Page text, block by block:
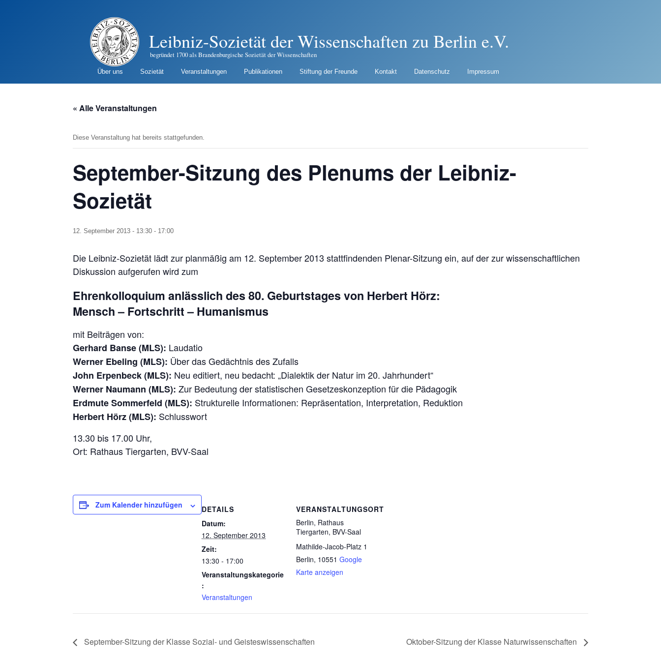
Leibniz-Sozietät der Wissenschaften zu Berlin e.V.
begründet 1700 als Brandenburgische Sozietät der Wissenschaften
Über uns Sozietät Veranstaltungen Publikationen Stiftung der Freunde Kontakt Datenschutz Impressum
« Alle Veranstaltungen
Diese Veranstaltung hat bereits stattgefunden.
September-Sitzung des Plenums der Leibniz-
Sozietät
12. September 2013 - 13:30 - 17:00
Die Leibniz-Sozietät lädt zur planmäßig am 12. September 2013 stattfindenden Plenar-Sitzung ein, auf der zur wissenschaftlichen
Diskussion aufgerufen wird zum
Ehrenkolloquium anlässlich des 80. Geburtstages von Herbert Hörz:
Mensch – Fortschritt – Humanismus
mit Beiträgen von:
Gerhard Banse (MLS): Laudatio
Werner Ebeling (MLS): Über das Gedächtnis des Zufalls
John Erpenbeck (MLS): Neu editiert, neu bedacht: „Dialektik der Natur im 20. Jahrhundert“
Werner Naumann (MLS): Zur Bedeutung der statistischen Gesetzeskonzeption für die Pädagogik
Erdmute Sommerfeld (MLS): Strukturelle Informationen: Repräsentation, Interpretation, Reduktion
Herbert Hörz (MLS): Schlusswort
13.30 bis 17.00 Uhr,
Ort: Rathaus Tiergarten, BVV-Saal
Zum Kalender hinzufügen
DETAILS
Datum:
12. September 2013
Zeit:
13:30 - 17:00
Veranstaltungskategorie
:
Veranstaltungen
VERANSTALTUNGSORT
Berlin, Rathaus
Tiergarten, BVV-Saal
Mathilde-Jacob-Platz 1
Berlin, 10551 Google
Karte anzeigen
September-Sitzung der Klasse Sozial- und Geisteswissenschaften Oktober-Sitzung der Klasse Naturwissenschaften